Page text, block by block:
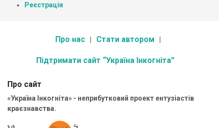
Реєстрація
Про нас Стати автором
Підтримати сайт “Україна Інкогніта”
Про сайт
«Україна Інкогніта» - неприбутковий проект ентузіастів
краєзнавства.